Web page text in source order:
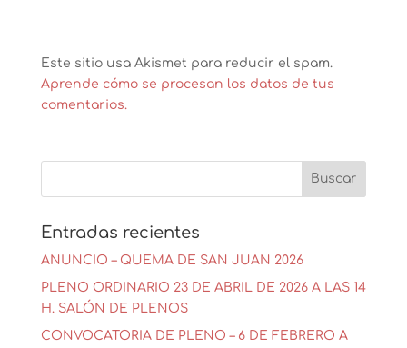
Este sitio usa Akismet para reducir el spam.
Aprende cómo se procesan los datos de tus
comentarios.
Entradas recientes
ANUNCIO – QUEMA DE SAN JUAN 2026
PLENO ORDINARIO 23 DE ABRIL DE 2026 A LAS 14
H. SALÓN DE PLENOS
CONVOCATORIA DE PLENO – 6 DE FEBRERO A